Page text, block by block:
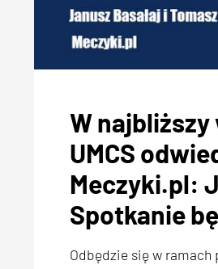
W
UMCS
Meczyki.pl:
Spotkanie
Odbędzie się w ramach